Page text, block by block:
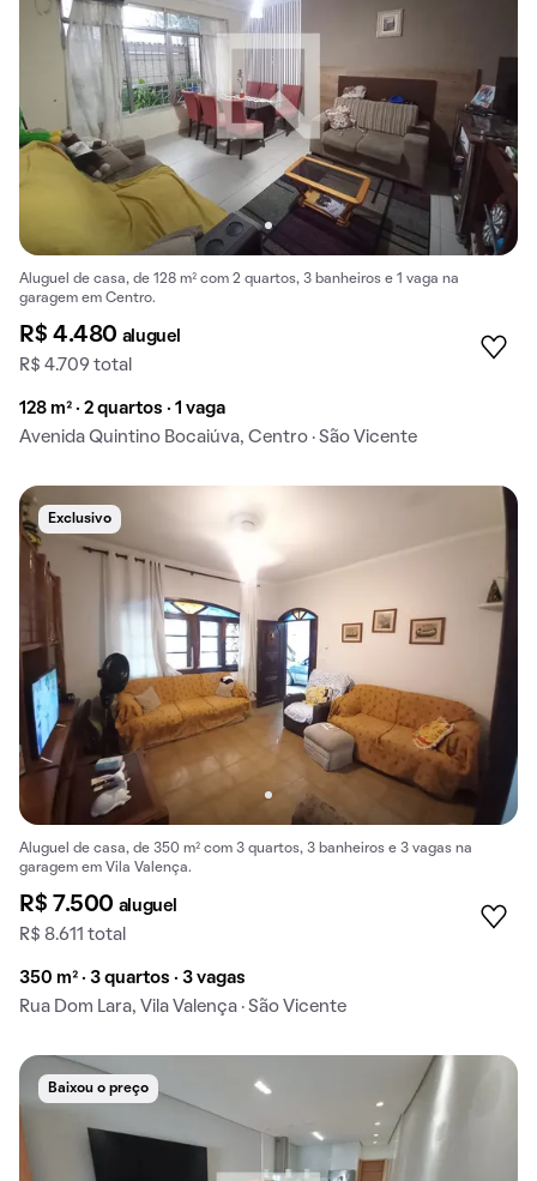
Aluguel de casa, de 128 m² com 2 quartos, 3 banheiros e 1 vaga na
garagem em Centro.
R$ 4.480 aluguel
R$ 4.709 total
128 m² · 2 quartos · 1 vaga
Avenida Quintino Bocaiúva, Centro · São Vicente
Exclusivo
Aluguel de casa, de 350 m² com 3 quartos, 3 banheiros e 3 vagas na
garagem em Vila Valença.
R$ 7.500 aluguel
R$ 8.611 total
350 m² · 3 quartos · 3 vagas
Rua Dom Lara, Vila Valença · São Vicente
Baixou o preço